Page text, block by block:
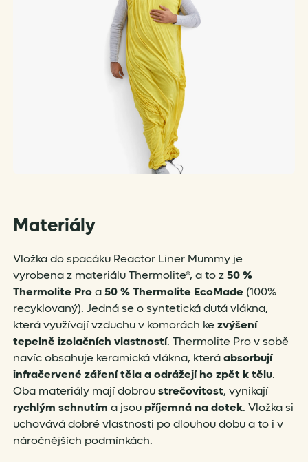
Materiály
Vložka do spacáku Reactor Liner Mummy je
vyrobena z materiálu Thermolite®, a to z50 %
Thermolite Proa50 % Thermolite EcoMade (100%
recyklovaný). Jedná se o syntetická dutá vlákna,
která využívají vzduchu v komorách kezvýšení
tepelně izolačních vlastností. Thermolite Pro v sobě
navíc obsahuje keramická vlákna, kteráabsorbují
infračervené záření těla a odrážejí ho zpět k tělu.
Oba materiály mají dobroustrečovitost, vynikají
rychlým schnutím a jsou příjemná na dotek. Vložka si
uchovává dobré vlastnosti po dlouhou dobu a to i v
náročnějších podmínkách.